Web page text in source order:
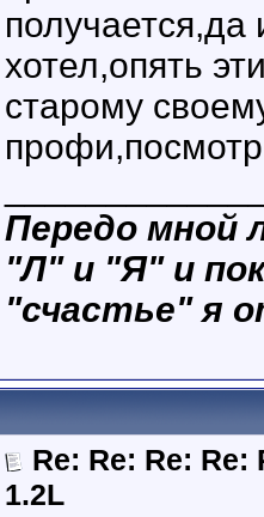
получается,да
хотел,опять
старому
Передо мной
"Л" и "Я" и
"счастье" я
Re: Re: Re: Re:
1.2L